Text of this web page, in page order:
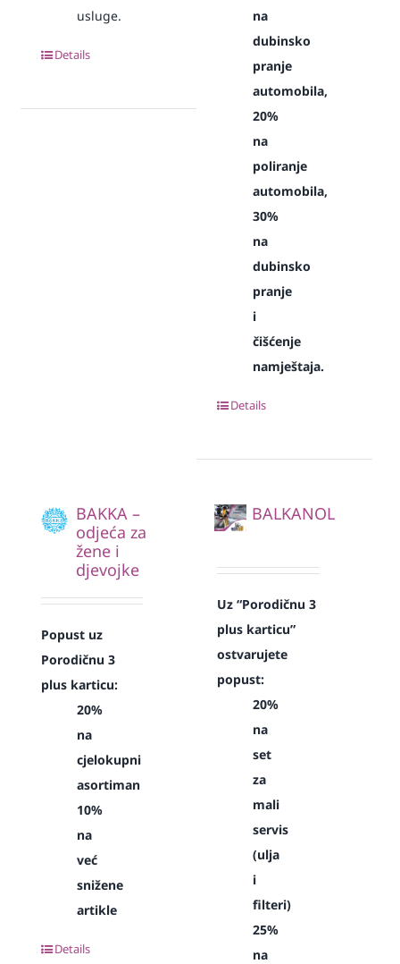
usluge.
Details
na
dubinsko
pranje
automobila,
20%
na
poliranje
automobila,
30%
na
dubinsko
pranje
i
čišćenje
namještaja.
Details
BAKKA –
odjeća za
žene i
djevojke
Popust uz
Porodičnu 3
plus karticu:
20%
na
cjelokupni
asortiman
10%
na
već
snižene
artikle
Details
BALKANOL
Uz “Porodičnu 3
plus karticu”
ostvarujete
popust:
20%
na
set
za
mali
servis
(ulja
i
filteri)
25%
na